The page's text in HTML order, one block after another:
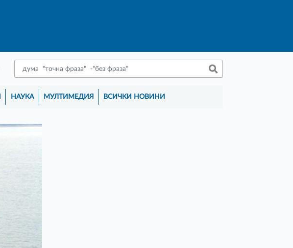
НАУКА МУЛТИМЕДИЯ ВСИЧКИ НОВИНИ